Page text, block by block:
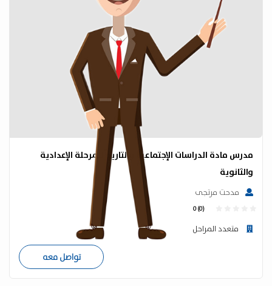
مدرس مادة الدراسات الإجتماعية والتاريخ للمرحلة الإعدادية
والثانوية
مدحت مرتجى
0 (0)
متعدد المراحل
تواصل معه